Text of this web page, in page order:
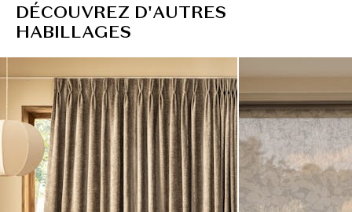
DÉCOUVREZ D'AUTRES
HABILLAGES